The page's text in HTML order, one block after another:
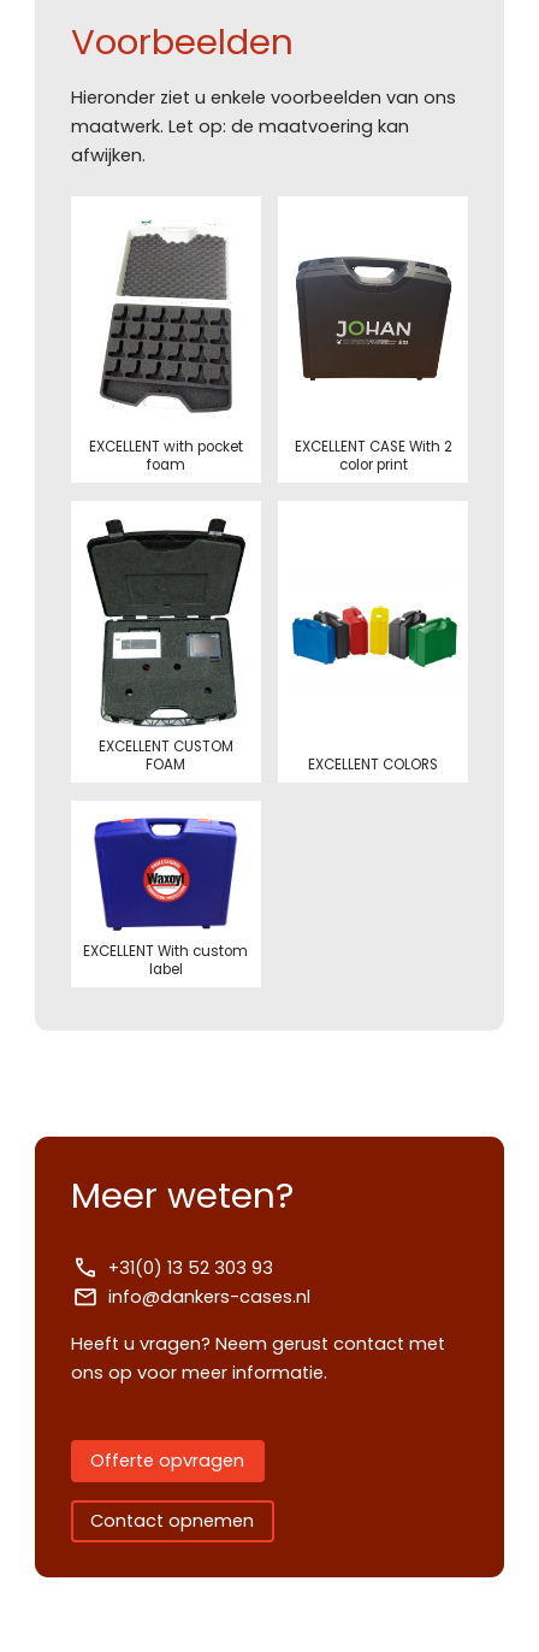
Voorbeelden
Hieronder ziet u enkele voorbeelden van ons
maatwerk. Let op: de maatvoering kan
afwijken.
EXCELLENT with pocket
foam
EXCELLENT CASE With 2
color print
EXCELLENT CUSTOM
FOAM
EXCELLENT COLORS
EXCELLENT With custom
label
Meer weten?
+31(0) 13 52 303 93
info@dankers-cases.nl
Heeft u vragen? Neem gerust contact met
ons op voor meer informatie.
Offerte opvragen
Contact opnemen